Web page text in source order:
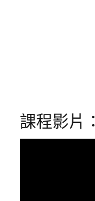
課程影片：